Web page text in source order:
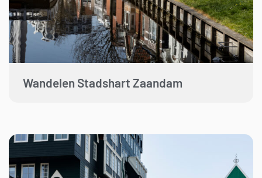
Wandelen Stadshart Zaandam